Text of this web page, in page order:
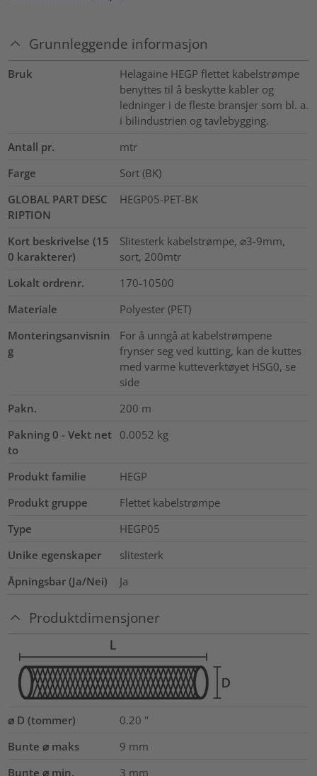
Grunnleggende informasjon
Bruk
Helagaine HEGP flettet kabelstrømpe
benyttes til å beskytte kabler og
ledninger i de fleste bransjer som bl. a.
i bilindustrien og tavlebygging.
Antall pr.
mtr
Farge
Sort (BK)
GLOBAL PART DESC
RIPTION
HEGP05-PET-BK
Kort beskrivelse (15
0 karakterer)
Slitesterk kabelstrømpe, ⌀3-9mm,
sort, 200mtr
Lokalt ordrenr.
170-10500
Materiale
Polyester (PET)
Monteringsanvisnin
g
For å unngå at kabelstrømpene
frynser seg ved kutting, kan de kuttes
med varme kutteverktøyet HSG0, se
side
Pakn.
200 m
Pakning 0 - Vekt net
to
0.0052 kg
Produkt familie
HEGP
Produkt gruppe
Flettet kabelstrømpe
Type
HEGP05
Unike egenskaper
slitesterk
Åpningsbar (Ja/Nei)
Ja
Produktdimensjoner
⌀ D (tommer) 0.20 "
Bunte ⌀ maks
9 mm
Bunte ⌀ min.
3 mm